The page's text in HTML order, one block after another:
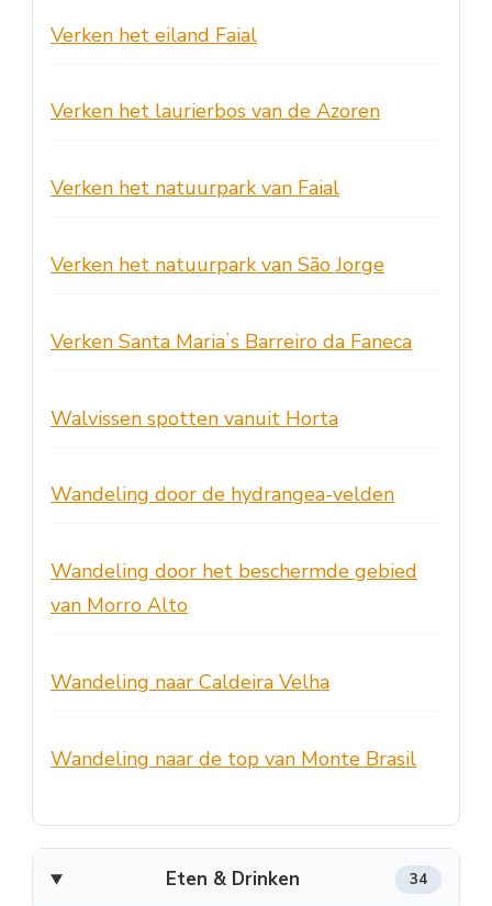
Verken het eiland Faial
Verken het laurierbos van de Azoren
Verken het natuurpark van Faial
Verken het natuurpark van São Jorge
Verken Santa Mariaʼs Barreiro da Faneca
Walvissen spotten vanuit Horta
Wandeling door de hydrangea-velden
Wandeling door het beschermde gebied
van Morro Alto
Wandeling naar Caldeira Velha
Wandeling naar de top van Monte Brasil
Eten & Drinken 34